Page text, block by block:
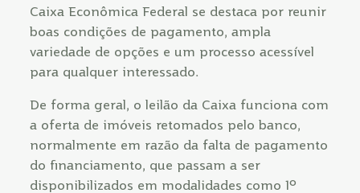
Caixa Econômica Federal se destaca por reunir
boas condições de pagamento, ampla
variedade de opções e um processo acessível
para qualquer interessado.
De forma geral, o leilão da Caixa funciona com
a oferta de imóveis retomados pelo banco,
normalmente em razão da falta de pagamento
do financiamento, que passam a ser
disponibilizados em modalidades como 1º